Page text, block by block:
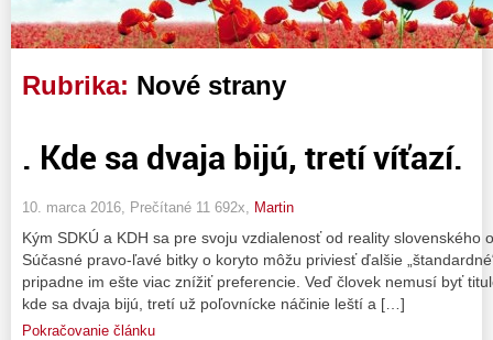
Rubrika: Nové strany
. Kde sa dvaja bijú, tretí víťazí.
10. marca 2016, Prečítané 11 692x, Martin
Kým SDKÚ a KDH sa pre svoju vzdialenosť od reality slovenského
Súčasné pravo-ľavé bitky o koryto môžu priviesť ďalšie
pripadne im ešte viac znížiť preferencie. Veď človek nemusí byť
kde sa dvaja bijú, tretí už poľovnícke náčinie leští a […]
Pokračovanie článku